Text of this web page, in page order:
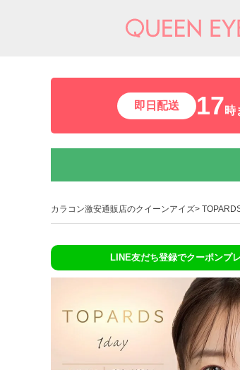
即日配送 17時
カラコン激安通販店のクイーンアイズ
LINE友だち登録でクーポンプ